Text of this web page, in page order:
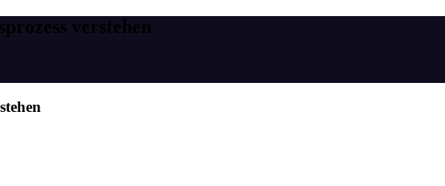
verstehen